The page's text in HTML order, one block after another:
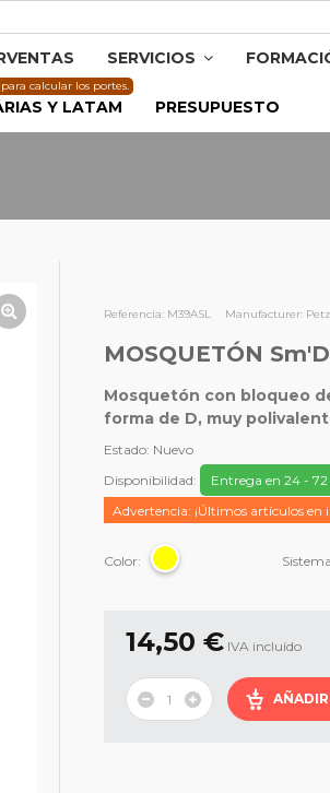
SERVICIOS
Y LATAM
calcular los portes.
PRESUPUESTO
Referencia: M39ASL Manufacturer:
MOSQUETÓN
Mosquetón con bloqueo
forma de D, muy
Estado: Nuevo
Disponibilidad:
Entrega en 24 - 72
Advertencia: ¡Últimos artículos en
Color:
14,50 € IVA incluído